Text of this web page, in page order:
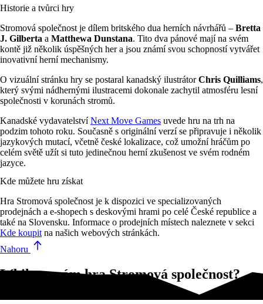
Historie a tvůrci hry
Stromová společnost je dílem britského dua herních návrhářů – Bretta
J. Gilberta a Matthewa Dunstana. Tito dva pánové mají na svém
kontě již několik úspěšných her a jsou známí svou schopností vytvářet
inovativní herní mechanismy.
O vizuální stránku hry se postaral kanadský ilustrátorChris Quilliams,
který svými nádhernými ilustracemi dokonale zachytil atmosféru lesní
společnosti v korunách stromů.
Kanadské vydavatelstvíNext Move Games uvede hru na trh na
podzim tohoto roku. Současně s originální verzí se připravuje i několik
jazykových mutací, včetně české lokalizace, což umožní hráčům po
celém světě užít si tuto jedinečnou herní zkušenost ve svém rodném
jazyce.
Kde můžete hru získat
Hra Stromová společnost je k dispozici ve specializovaných
prodejnách a e-shopech s deskovými hrami po celé České republice a
také na Slovensku. Informace o prodejních místech naleznete v sekci
Kde koupit na našich webových stránkách.
Nahoru
Líbila se vám hra Stromová společnost?